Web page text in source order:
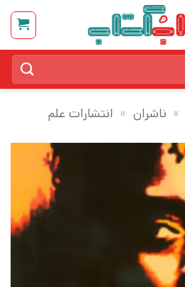
» ناشران » انتشارات علم